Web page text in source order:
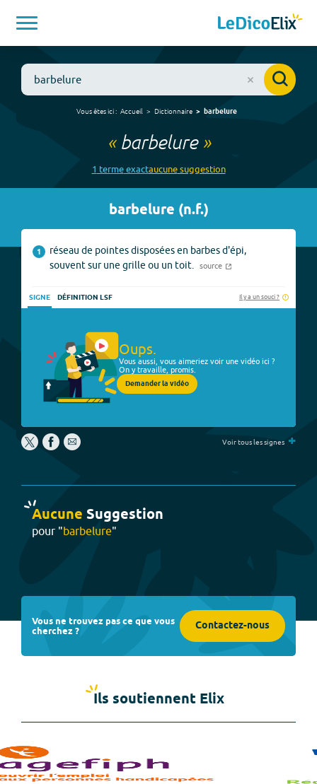
Vous êtes ici : Accueil Dictionnaire barbelure
« barbelure»
1 termeexactaucunesuggestion
barbelure (n.f.)
1
réseau de pointes disposées en barbes d'épi,
souvent sur une grille ou un toit.
source
SIGNE DÉFINITION LSF Il y a un souci ?
Oups.
Vous aussi, vous aimeriez voir une vidéo ici ?
On y travaille, promis.
Demander la vidéo
Voir tous les signes +
Aucune Suggestion
pour "barbelure"
Vous ne trouvez pas ce que vous
cherchez ? Contactez-nous
Ils soutiennent Elix